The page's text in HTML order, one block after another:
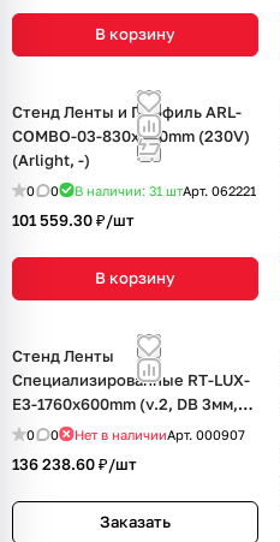
В корзину
Стенд Ленты и Профиль ARL-
COMBO-03-830х600mm (230V)
(Arlight, -)
0 0 В наличии: 31 штАрт. 062221
101 559.30 ₽/шт
В корзину
Стенд Ленты
Специализированные RT-LUX-
E3-1760x600mm (v.2, DB 3мм,
пленка, подсветка) (Arlight, -)
0 0 Нет в наличииАрт. 000907
136 238.60 ₽/шт
Заказать